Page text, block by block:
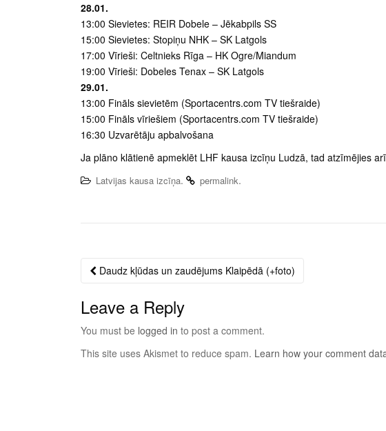
28.01.
13:00 Sievietes: REIR Dobele – Jēkabpils SS
15:00 Sievietes: Stopiņu NHK – SK Latgols
17:00 Vīrieši: Celtnieks Rīga – HK Ogre/Miandum
19:00 Vīrieši: Dobeles Tenax – SK Latgols
29.01.
13:00 Fināls sievietēm (Sportacentrs.com TV tiešraide)
15:00 Fināls vīriešiem (Sportacentrs.com TV tiešraide)
16:30 Uzvarētāju apbalvošana
Ja plāno klātienē apmeklēt LHF kausa izcīņu Ludzā, tad atzīmējies arī
Latvijas kausa izcīņa. permalink.
Post
navigation
Daudz kļūdas un zaudējums Klaipēdā (+foto)
Leave a Reply
You must be logged in to post a comment.
This site uses Akismet to reduce spam. Learn how your comment